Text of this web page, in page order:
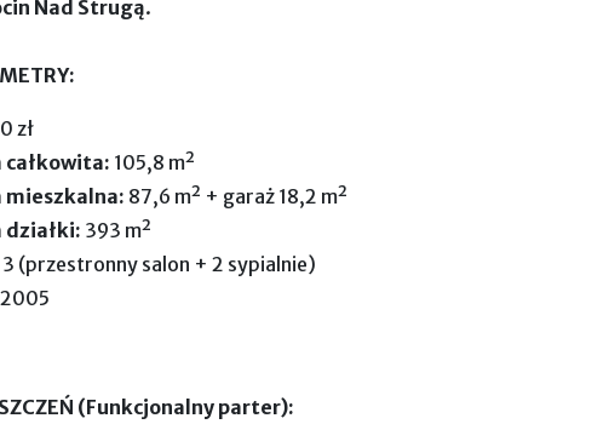
Nad Strugą.
zł
całkowita: 105,8 m²
mieszkalna: 87,6 m² + garaż 18,2 m²
działki: 393 m²
3 (przestronny salon + 2 sypialnie)
2005
(Funkcjonalny parter):